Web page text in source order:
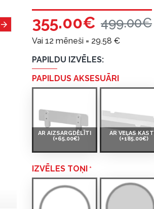
355.00€ 499.00€
Vai 12 mēneši = 29.58 €
PAPILDU IZVĒLES:
PAPILDUS AKSESUĀRI
AR AIZSARGDĒLĪTI
(+65.00€)
AR VEĻAS KASTI
(+185.00€)
IZVĒLES TOŅI